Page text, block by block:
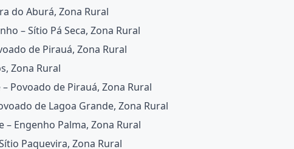
do Aburá, Zona Rural
– Sítio Pá Seca, Zona Rural
de Pirauá, Zona Rural
Zona Rural
Povoado de Pirauá, Zona Rural
de Lagoa Grande, Zona Rural
Engenho Palma, Zona Rural
Paquevira, Zona Rural